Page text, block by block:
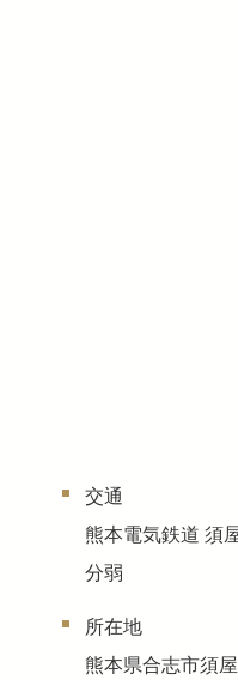
交通
熊本電気鉄道 須
分弱
所在地
熊本県合志市須